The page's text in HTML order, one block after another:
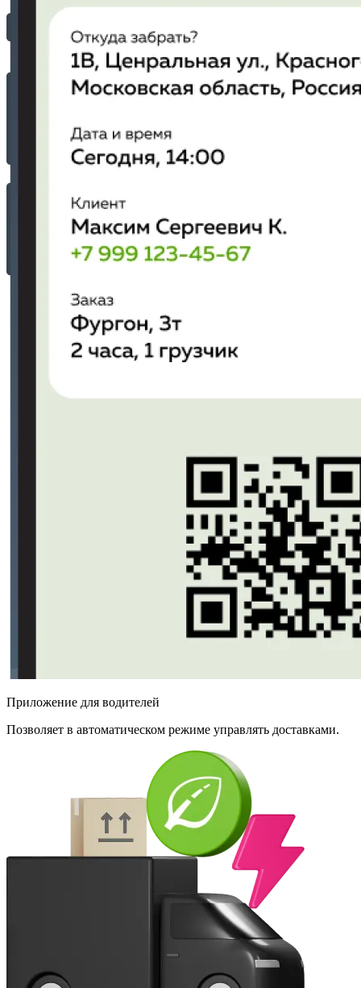
Приложение для водителей
Позволяет в автоматическом режиме управлять доставками.